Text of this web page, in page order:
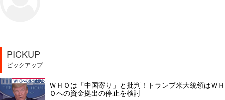
PICKUP
ピックアップ
ＷＨＯは「中国寄り」と批判！トランプ米大統領はＷＨ
Ｏへの資金拠出の停止を検討